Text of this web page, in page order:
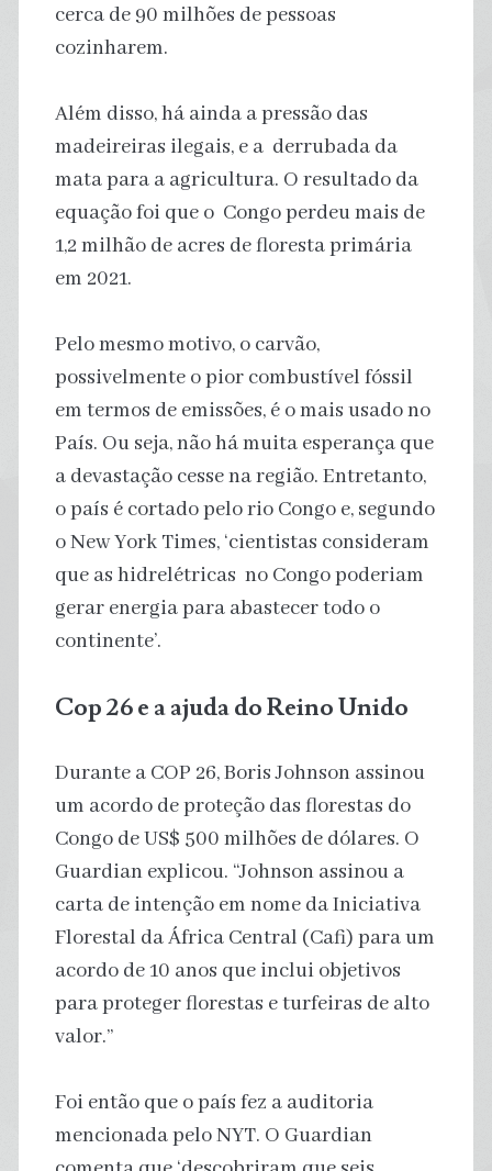
cerca de 90 milhões de pessoas
cozinharem.
Além disso, há ainda a pressão das
madeireiras ilegais, e a derrubada da
mata para a agricultura. O resultado da
equação foi que o Congo perdeu mais de
1,2 milhão de acres de floresta primária
em 2021.
Pelo mesmo motivo, o carvão,
possivelmente o pior combustível fóssil
em termos de emissões, é o mais usado no
País. Ou seja, não há muita esperança que
a devastação cesse na região. Entretanto,
o país é cortado pelo rio Congo e, segundo
o New York Times, ‘cientistas consideram
que as hidrelétricas no Congo poderiam
gerar energia para abastecer todo o
continente’.
Cop 26 e a ajuda do Reino Unido
Durante a COP 26, Boris Johnson assinou
um acordo de proteção das florestas do
Congo de US$ 500 milhões de dólares. O
Guardian explicou. “Johnson assinou a
carta de intenção em nome da Iniciativa
Florestal da África Central (Cafi) para um
acordo de 10 anos que inclui objetivos
para proteger florestas e turfeiras de alto
valor.”
Foi então que o país fez a auditoria
mencionada pelo NYT. O Guardian